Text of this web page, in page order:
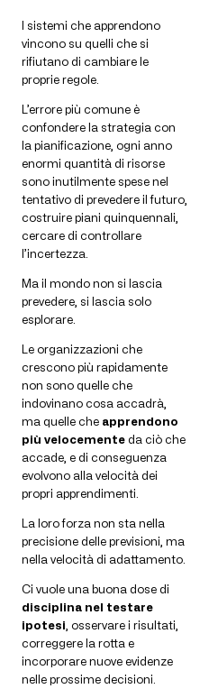
I sistemi che apprendono
vincono su quelli che si
rifiutano di cambiare le
proprie regole.
L’errore più comune è
confondere la strategia con
la pianificazione, ogni anno
enormi quantità di risorse
sono inutilmente spese nel
tentativo di prevedere il futuro,
costruire piani quinquennali,
cercare di controllare
l’incertezza.
Ma il mondo non si lascia
prevedere, si lascia solo
esplorare.
Le organizzazioni che
crescono più rapidamente
non sono quelle che
indovinano cosa accadrà,
ma quelle che apprendono
più velocementeda ciò che
accade, e di conseguenza
evolvono alla velocità dei
propri apprendimenti.
La loro forza non sta nella
precisione delle previsioni, ma
nella velocità di adattamento.
Ci vuole una buona dose di
disciplina nel testare
ipotesi , osservare i risultati,
correggere la rotta e
incorporare nuove evidenze
nelle prossime decisioni.